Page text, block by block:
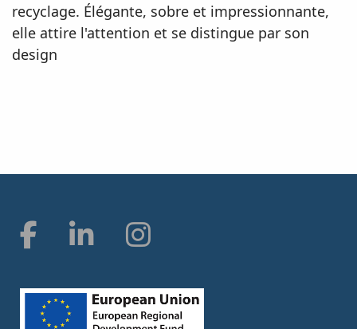
recyclage. Élégante, sobre et impressionnante,
elle attire l'attention et se distingue par son
design